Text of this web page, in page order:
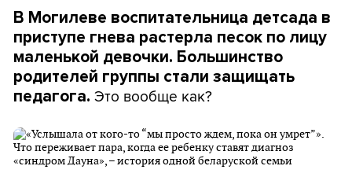
В Могилеве воспитательница детсада в
приступе гнева растерла песок по лицу
маленькой девочки. Большинство
родителей группы стали защищать
педагога. Это вообще как?